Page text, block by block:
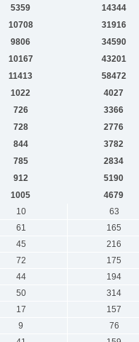
5359 14344
10708 31916
9806 34590
10167 43201
11413 58472
1022 4027
726 3366
728 2776
844 3782
785 2834
912 5190
1005 4679
10 63
61 165
45 216
72 175
44 194
50 314
17 157
9 76